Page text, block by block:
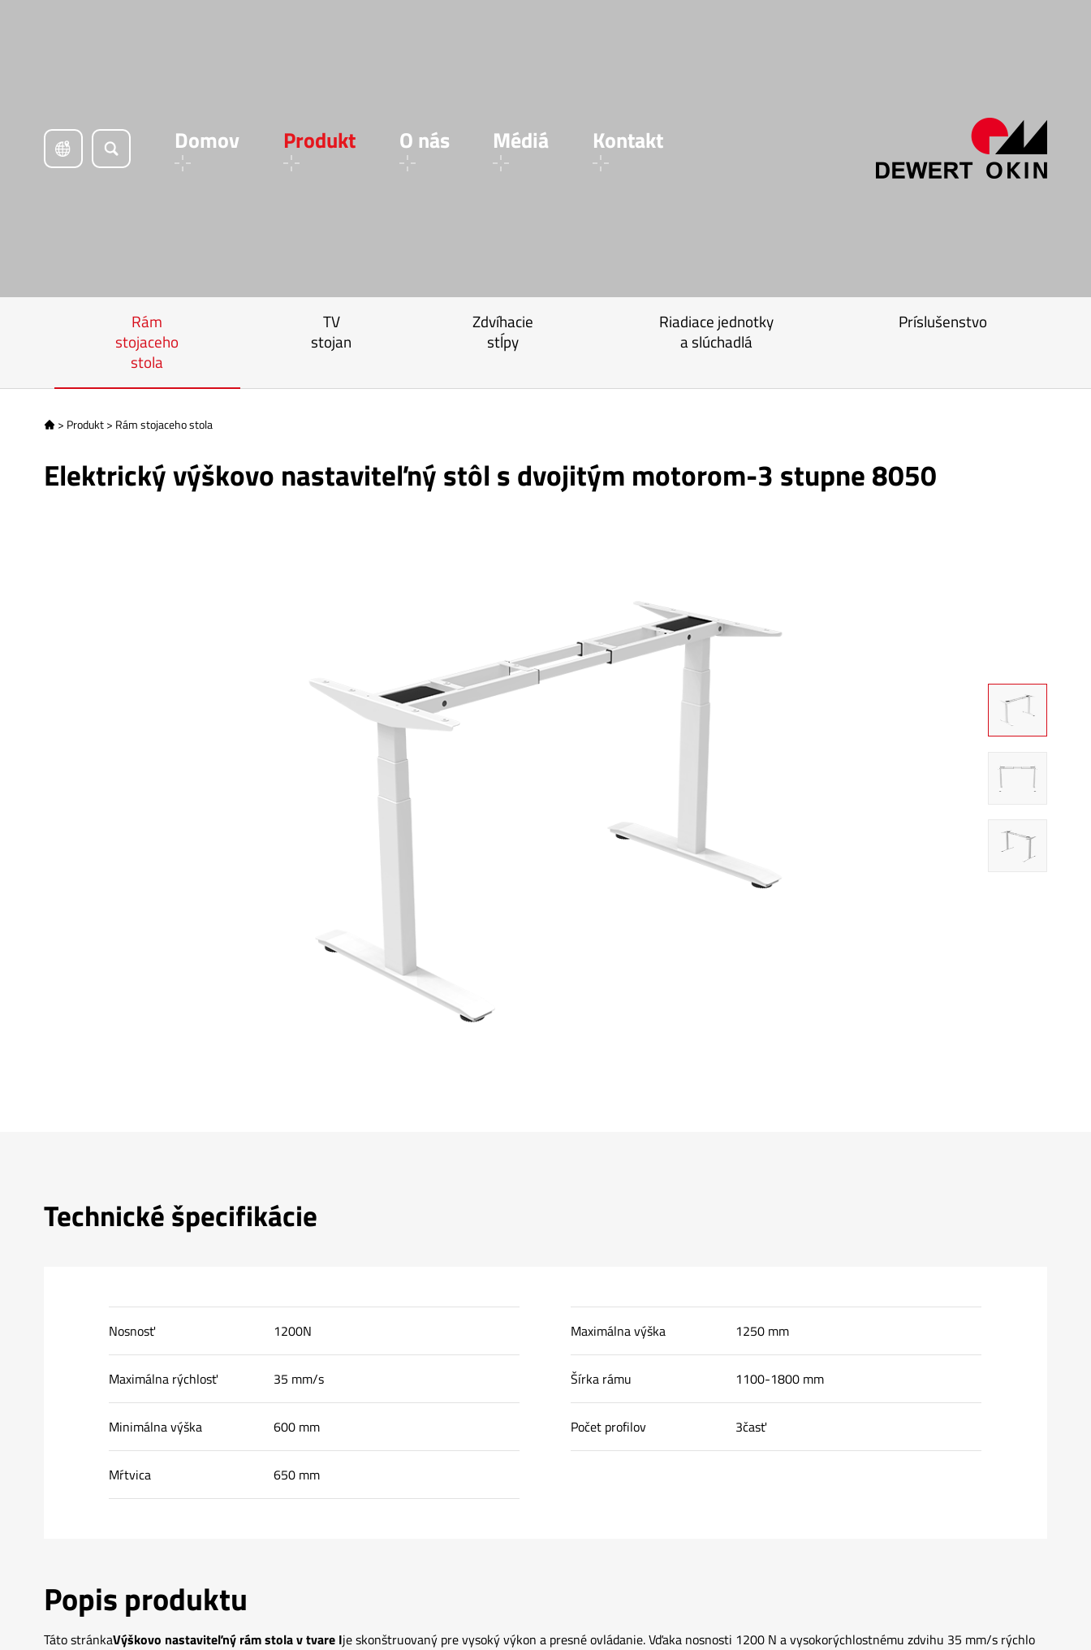
Domov Produkt O nás Médiá Kontakt
Rám
stojaceho
stola
TV
stojan
Zdvíhacie
stĺpy
Riadiace jednotky
a slúchadlá
Príslušenstvo
 > Produkt > Rám stojaceho stola
Elektrický výškovo nastaviteľný stôl s dvojitým motorom-3 stupne 8050
Technické špecifikácie
Nosnosť 1200N
Maximálna rýchlosť 35 mm/s
Minimálna výška 600 mm
Mŕtvica 650 mm
Maximálna výška 1250 mm
Šírka rámu 1100-1800 mm
Počet profilov 3časť
Popis produktu
Táto stránkaVýškovo nastaviteľný rám stola v tvare Ije skonštruovaný pre vysoký výkon a presné ovládanie. Vďaka nosnosti 1200 N a vysokorýchlostnému zdvihu 35 mm/s rýchlo